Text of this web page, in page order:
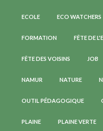
ECOLE ECO WATCHERS
FORMATION FÊTE DE
FÊTE DES VOISINS JOB
NAMUR NATURE
OUTIL PÉDAGOGIQUE
PLAINE PLAINE VERTE